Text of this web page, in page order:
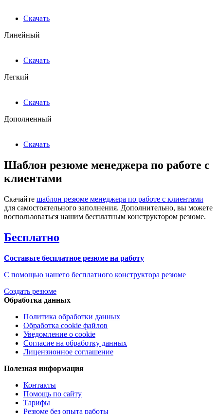
Скачать
Линейный
Скачать
Легкий
Скачать
Дополненный
Скачать
Шаблон резюме менеджера по работе с
клиентами
Скачайте шаблон резюме менеджера по работе с клиентами
для самостоятельного заполнения. Дополнительно, вы можете
воспользоваться нашим бесплатным конструктором резюме.
Бесплатно
Составьте бесплатное резюме на работу
С помощью нашего бесплатного конструктора резюме
Создать резюме
Обработка данных
Политика обработки данных
Обработка cookie файлов
Уведомление о cookie
Согласие на обработку данных
Лицензионное соглашение
Полезная информация
Контакты
Помощь по сайту
Тарифы
Резюме без опыта работы